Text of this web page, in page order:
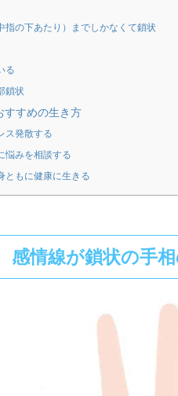
指の下あたり）までしかなくて鎖状
る
鎖状
すすめの生き方
ス発散する
悩みを相談する
ともに健康に生きる
感情線が鎖状の手